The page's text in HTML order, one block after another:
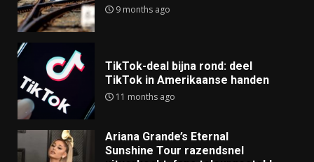
9 months ago
TikTok-deal bijna rond: deel
TikTok in Amerikaanse handen
11 months ago
Ariana Grande’s Eternal
Sunshine Tour razendsnel